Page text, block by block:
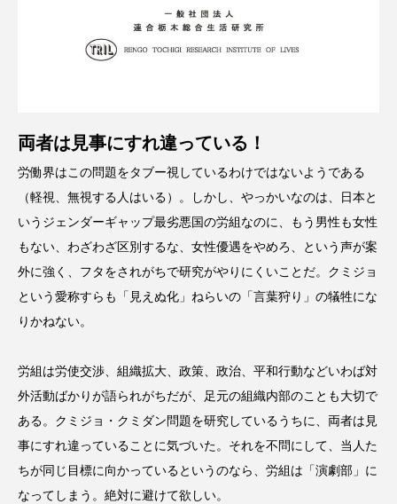
両者は見事にすれ違っている！
労働界はこの問題をタブー視しているわけではないようである
（軽視、無視する人はいる）。しかし、やっかいなのは、日本と
いうジェンダーギャップ最劣悪国の労組なのに、もう男性も女性
もない、わざわざ区別するな、女性優遇をやめろ、という声が案
外に強く、フタをされがちで研究がやりにくいことだ。クミジョ
という愛称すらも「見えぬ化」ねらいの「言葉狩り」の犠牲にな
りかねない。
労組は労使交渉、組織拡大、政策、政治、平和行動などいわば対
外活動ばかりが語られがちだが、足元の組織内部のことも大切で
ある。クミジョ・クミダン問題を研究しているうちに、両者は見
事にすれ違っていることに気づいた。それを不問にして、当人た
ちが同じ目標に向かっているというのなら、労組は「演劇部」に
なってしまう。絶対に避けて欲しい。